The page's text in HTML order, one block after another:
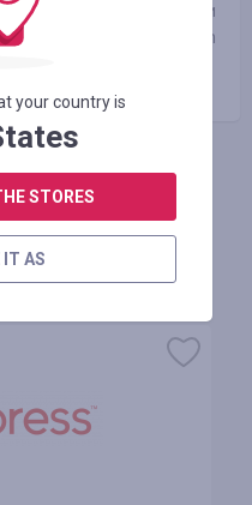
и без суеты и
в группу Priceline.com
Agoda и KAYAK.
your country is
STORES
IT AS